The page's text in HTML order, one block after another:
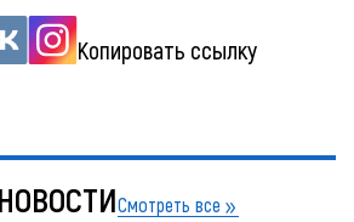
Копировать ссылку
Смотреть все